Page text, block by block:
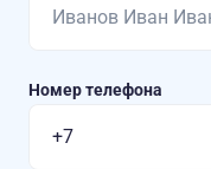
Номер телефона